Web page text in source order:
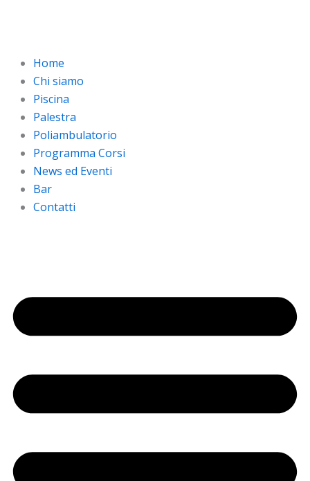
Home
Chi siamo
Piscina
Palestra
Poliambulatorio
Programma Corsi
News ed Eventi
Bar
Contatti